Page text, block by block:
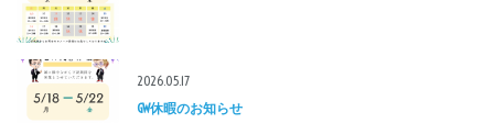
2026.05.17
GW休暇のお知らせ